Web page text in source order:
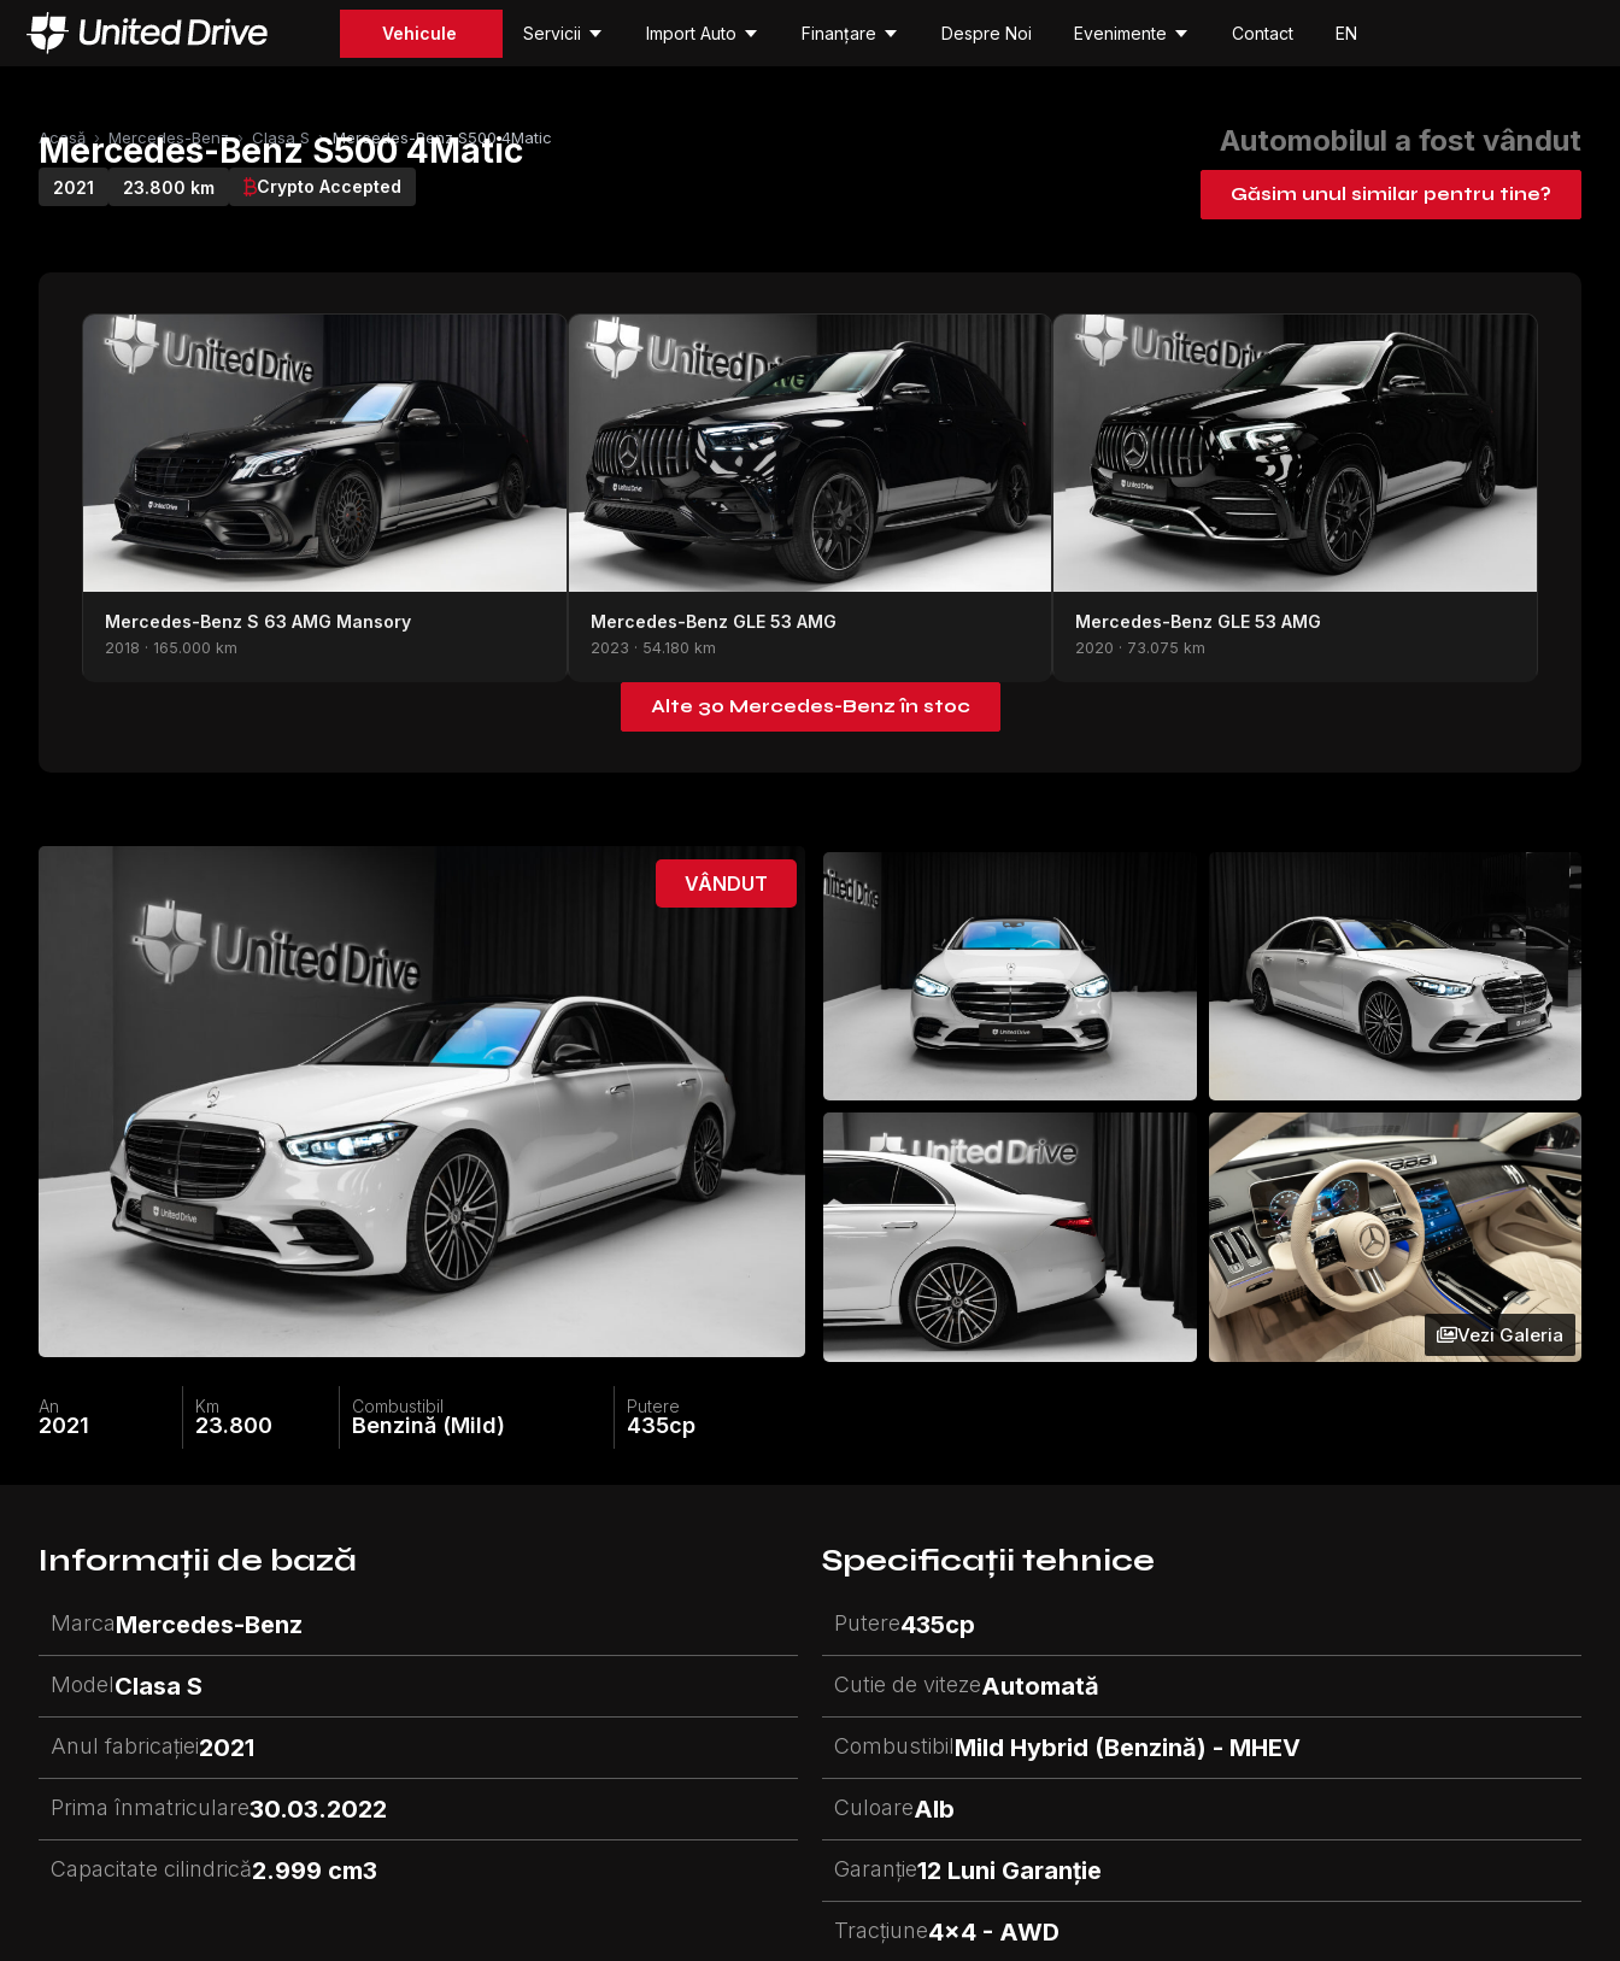
Vehicule Servicii Import Auto Finanțare Despre Noi Evenimente Contact EN
Acasă › Mercedes-Benz › Clasa S › Mercedes-Benz S500 4Matic
Mercedes-Benz S500 4Matic
2021 23.800 km Crypto Accepted
Automobilul a fost vândut
Găsim unul similar pentru tine?
Mercedes-Benz S 63 AMG Mansory
2018 · 165.000 km
Mercedes-Benz GLE 53 AMG
2023 · 54.180 km
Mercedes-Benz GLE 53 AMG
2020 · 73.075 km
Alte 30 Mercedes-Benz în stoc
VÂNDUT
Vezi Galeria
An
2021
Km
23.800
Combustibil
Benzină (Mild)
Putere
435cp
Informații de bază
MarcaMercedes-Benz
ModelClasa S
Anul fabricației2021
Prima înmatriculare30.03.2022
Capacitate cilindrică2.999 cm3
Specificații tehnice
Putere435cp
Cutie de vitezeAutomată
CombustibilMild Hybrid (Benzină) - MHEV
CuloareAlb
Garanție12 Luni Garanție
Tracțiune4x4 - AWD